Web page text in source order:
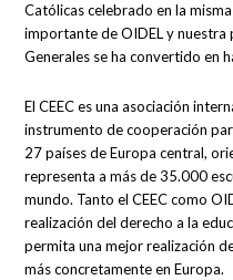
Católicas celebrado en la
importante de OIDEL y nuestra
Generales se ha convertido en
El CEEC es una asociación
instrumento de cooperación
27 países de Europa central,
representa a más de 35.000
mundo. Tanto el CEEC como
realización del derecho a la
permita una mejor realización
más concretamente en Europa.